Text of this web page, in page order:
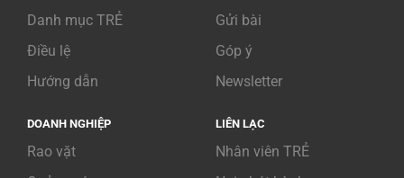
Danh mục TRẺ
Điều lệ
Hướng dẫn
Gửi bài
Góp ý
Newsletter
DOANH NGHIỆP
Rao vặt
LIÊN LẠC
Nhân viên TRẺ